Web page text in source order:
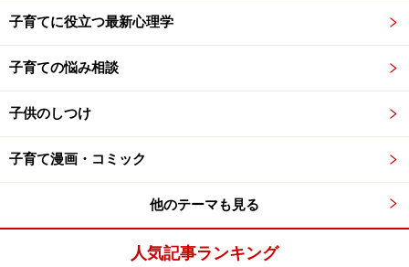
日本人の食養訓に基づいて提案されているのが伊藤さん
のお料理。今まで数多くのリピーターに愛されてきてい
本人に合っていることが証明されているのではないでし
ょうか？
>>食養生の春夏秋冬とは？>>
※記事内容は執筆時点のものです。最新の内容をご確認くださ
※乳幼児の発育には個人差があります。記事内容は全ての乳幼児
子育てに役立つ最新心理学
子育ての悩み相談
子供のしつけ
子育て漫画・コミック
他のテーマも見る
人気記事ランキング